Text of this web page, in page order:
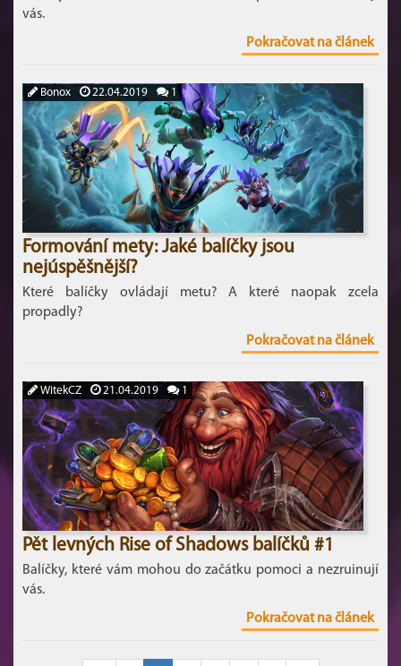
vás.
Pokračovat na článek
Bonox 22.04.2019 1
Formování mety: Jaké balíčky jsou
nejúspěšnější?
Které balíčky ovládají metu? A které naopak zcela
propadly?
Pokračovat na článek
WitekCZ 21.04.2019 1
Pět levných Rise of Shadows balíčků #1
Balíčky, které vám mohou do začátku pomoci a nezruinují
vás.
Pokračovat na článek